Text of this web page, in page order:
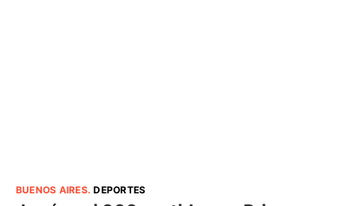
BUENOS AIRES.DEPORTES